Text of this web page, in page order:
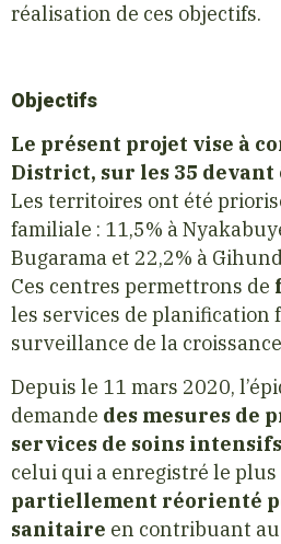
réalisation de ces objectifs.
Objectifs
Le présent projet vise à
District, sur les 35 devant
Les territoires ont été
familiale : 11,5% à
Bugarama et 22,2% à
Ces centres permettrons de
les services de
surveillance de la
Depuis le 11 mars 2020,
demande des mesures de
services de soins
celui qui a enregistré le
partiellement réorienté
sanitaire en contribuant au